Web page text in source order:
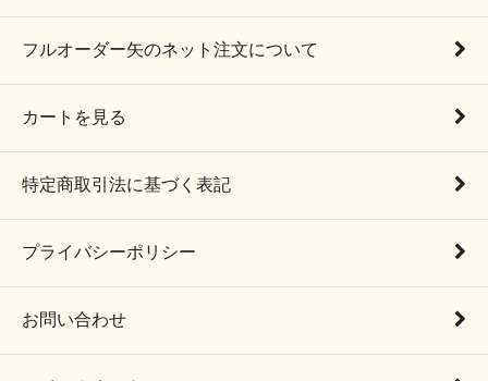
フルオーダー矢のネット注文について
カートを見る
特定商取引法に基づく表記
プライバシーポリシー
お問い合わせ